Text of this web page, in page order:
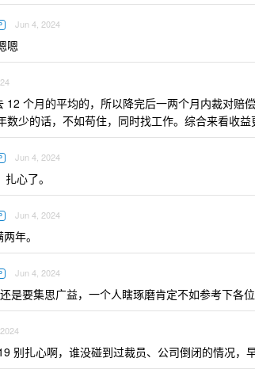
Jun 4, 2024
嗯
12 个月的平均的，所以降完后一两个月内裁对赔偿
数少的话，不如苟住，同时找工作。综合来看收益
Jun 4, 2024
心了。
Jun 4, 2024
年。
Jun 4, 2024
是要集思广益，一个人瞎琢磨肯定不如参考下各位
别扎心啊，谁没碰到过裁员、公司倒闭的情况，